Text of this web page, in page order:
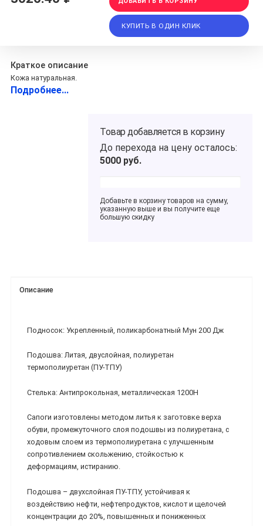
КУПИТЬ В ОДИН КЛИК
Краткое описание
Кожа натуральная.
Подробнее...
Товар добавляется в корзину
До перехода на цену осталось:
5000 руб.
Добавьте в корзину товаров на сумму,
указанную выше и вы получите еще
большую скидку
Описание
Подносок: Укрепленный, поликарбонатный Мун 200 Дж
Подошва: Литая, двуслойная, полиуретан
термополиуретан (ПУ-ТПУ)
Стелька: Антипрокольная, металлическая 1200Н
Сапоги изготовлены методом литья к заготовке верха
обуви, промежуточного слоя подошвы из полиуретана, с
ходовым слоем из термополиуретана с улучшенным
сопротивлением скольжению, стойкостью к
деформациям, истиранию.
Подошва – двухслойная ПУ-ТПУ, устойчивая к
воздействию нефти, нефтепродуктов, кислот и щелочей
концентрации до 20%, повышенных и пониженных